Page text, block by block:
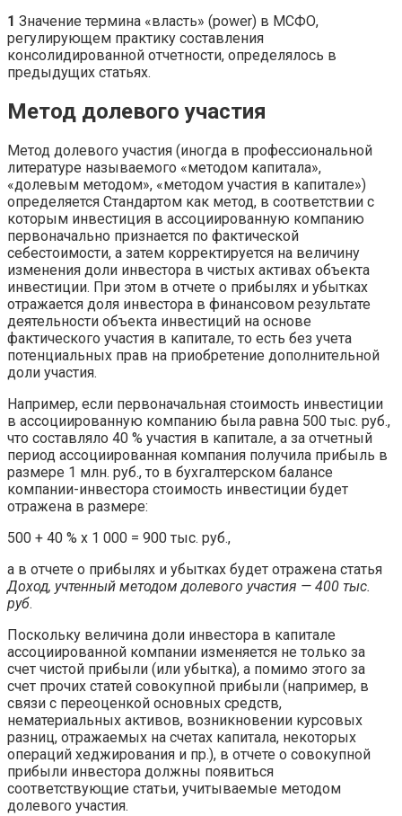
1 Значение термина «власть» (power) в МСФО,
регулирующем практику составления
консолидированной отчетности, определялось в
предыдущих статьях.
Метод долевого участия
Метод долевого участия (иногда в профессиональной
литературе называемого «методом капитала»,
«долевым методом», «методом участия в капитале»)
определяется Стандартом как метод, в соответствии с
которым инвестиция в ассоциированную компанию
первоначально признается по фактической
себестоимости, а затем корректируется на величину
изменения доли инвестора в чистых активах объекта
инвестиции. При этом в отчете о прибылях и убытках
отражается доля инвестора в финансовом результате
деятельности объекта инвестиций на основе
фактического участия в капитале, то есть без учета
потенциальных прав на приобретение дополнительной
доли участия.
Например, если первоначальная стоимость инвестиции
в ассоциированную компанию была равна 500 тыс. руб.,
что составляло 40 % участия в капитале, а за отчетный
период ассоциированная компания получила прибыль в
размере 1 млн. руб., то в бухгалтерском балансе
компании-инвестора стоимость инвестиции будет
отражена в размере:
500 + 40 % х 1 000 = 900 тыс. руб.,
а в отчете о прибылях и убытках будет отражена статья
Доход, учтенный методом долевого участия — 400 тыс.
руб.
Поскольку величина доли инвестора в капитале
ассоциированной компании изменяется не только за
счет чистой прибыли (или убытка), а помимо этого за
счет прочих статей совокупной прибыли (например, в
связи с переоценкой основных средств,
нематериальных активов, возникновении курсовых
разниц, отражаемых на счетах капитала, некоторых
операций хеджирования и пр.), в отчете о совокупной
прибыли инвестора должны появиться
соответствующие статьи, учитываемые методом
долевого участия.